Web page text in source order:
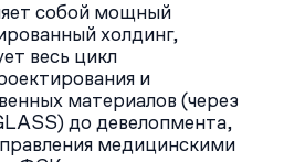
собой мощный
холдинг,
весь цикл
и
материалов (через
до девелопмента,
медицинскими